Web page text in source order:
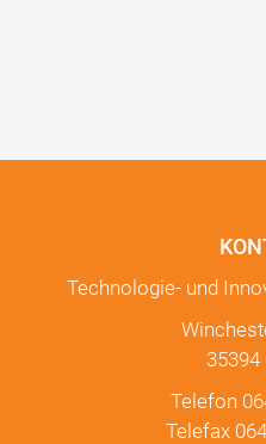
Technologie- und
35394
Telefon
Telefax